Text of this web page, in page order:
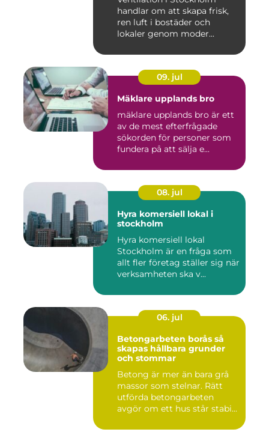
handlar om att skapa frisk,
ren luft i bostäder och
lokaler genom moder...
09. jul
Mäklare upplands bro
mäklare upplands bro är ett
av de mest efterfrågade
sökorden för personer som
fundera på att sälja e...
08. jul
Hyra komersiell lokal i
stockholm
Hyra komersiell lokal
Stockholm är en fråga som
allt fler företag ställer sig när
verksamheten ska v...
06. jul
Betongarbeten borås så
skapas hållbara grunder
och stommar
Betong är mer än bara grå
massor som stelnar. Rätt
utförda betongarbeten
avgör om ett hus står stabi...